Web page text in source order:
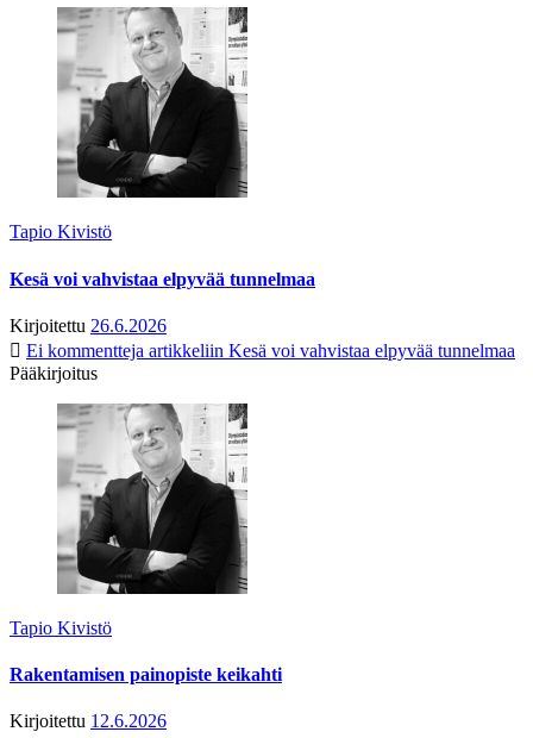
Tapio Kivistö
Kesä voi vahvistaa elpyvää tunnelmaa
Kirjoitettu 26.6.2026
Ei kommentteja artikkeliin Kesä voi vahvistaa elpyvää tunnelmaa
Pääkirjoitus
Tapio Kivistö
Rakentamisen painopiste keikahti
Kirjoitettu 12.6.2026